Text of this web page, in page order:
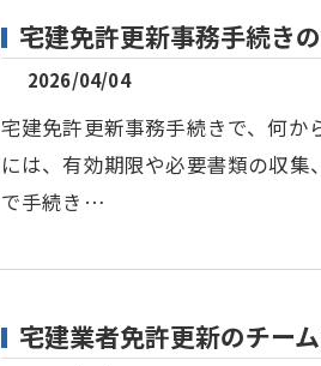
宅建免許更新事務手続き
2026/04/04
宅建免許更新事務手続きで、何
には、有効期限や必要書類の収
で手続き…
宅建業者免許更新のチー